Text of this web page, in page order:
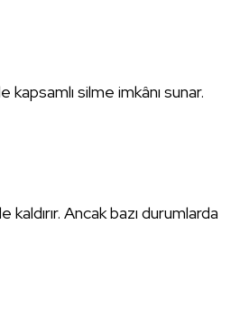
silme imkânı sunar.
Ancak bazı durumlarda